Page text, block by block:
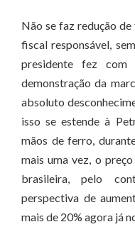
Não se faz redução
fiscal responsável,
presidente fez
demonstração da
absoluto
isso se estende à
mãos de ferro,
mais uma vez, o
brasileira, pelo
perspectiva de
mais de 20% agora já